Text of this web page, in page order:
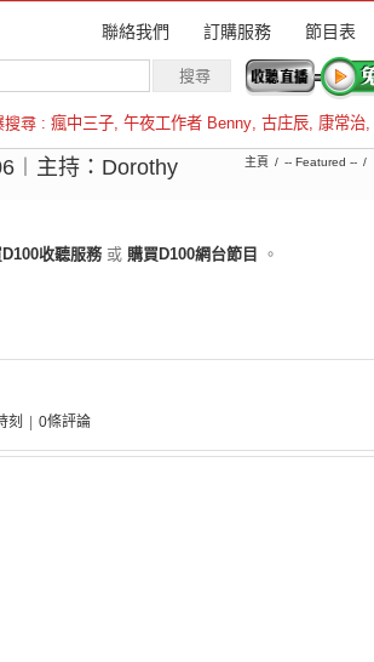
聯絡我們 訂購服務 節目表
搜尋 : 瘋中三子, 午夜工作者 Benny, 古庄辰, 康常治,
主持：Dorothy 主頁 -- Featured --
D100收聽服務 或 購買D100網台節目 。
刻 0條評論